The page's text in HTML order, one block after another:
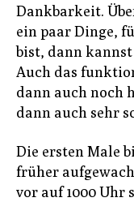
Dankbarkeit.
ein paar Dinge,
bist, dann
Auch das
dann auch noch
dann auch sehr
Die ersten Male
früher
vor auf 1000 Uhr